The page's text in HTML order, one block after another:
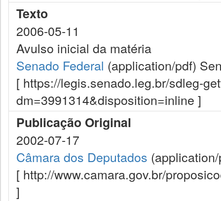
Texto
2006-05-11
Avulso inicial da matéria
Senado Federal (application/pdf)
[ https://legis.senado.leg.br/sdleg-
dm=3991314&disposition=inline ]
Publicação Original
2002-07-17
Câmara dos Deputados
[ http://www.camara.gov.br/
]